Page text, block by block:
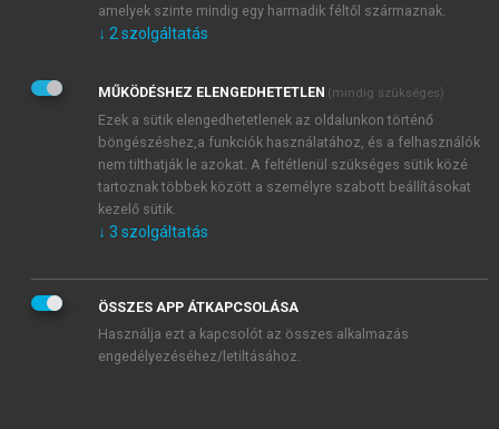
Kérek értesítést a MeRSZ újdonságairól, akcióiról.
Kérek értesítést az Akadémiai Kiadó Zrt. újdonságairól,
Adatkezelési tájékoztatóbanfoglaltakat tudomásul
veszem és elfogadom.
Általános vásárlási feltételeket, valamint a szotar.netés a
mersz.huoldalak licencszerződéseiben foglaltakat
tudomásul veszem és elfogadom.
KIPRÓBÁLOM
amelyek szinte mindig egy harmadik féltől származnak.
↓ 2 szolgáltatás
MŰKÖDÉSHEZ ELENGEDHETETLEN (mindig szükséges)
Ezek a sütik elengedhetetlenek az oldalunkon történő
böngészéshez,a funkciók használatához, és a felhasználók
nem tilthatják le azokat. A feltétlenül szükséges sütik közé
tartoznak többek között a személyre szabott beállításokat
kezelő sütik.
↓ 3 szolgáltatás
ÖSSZES APP ÁTKAPCSOLÁSA
Használja ezt a kapcsolót az összes alkalmazás
engedélyezéséhez/letiltásához.